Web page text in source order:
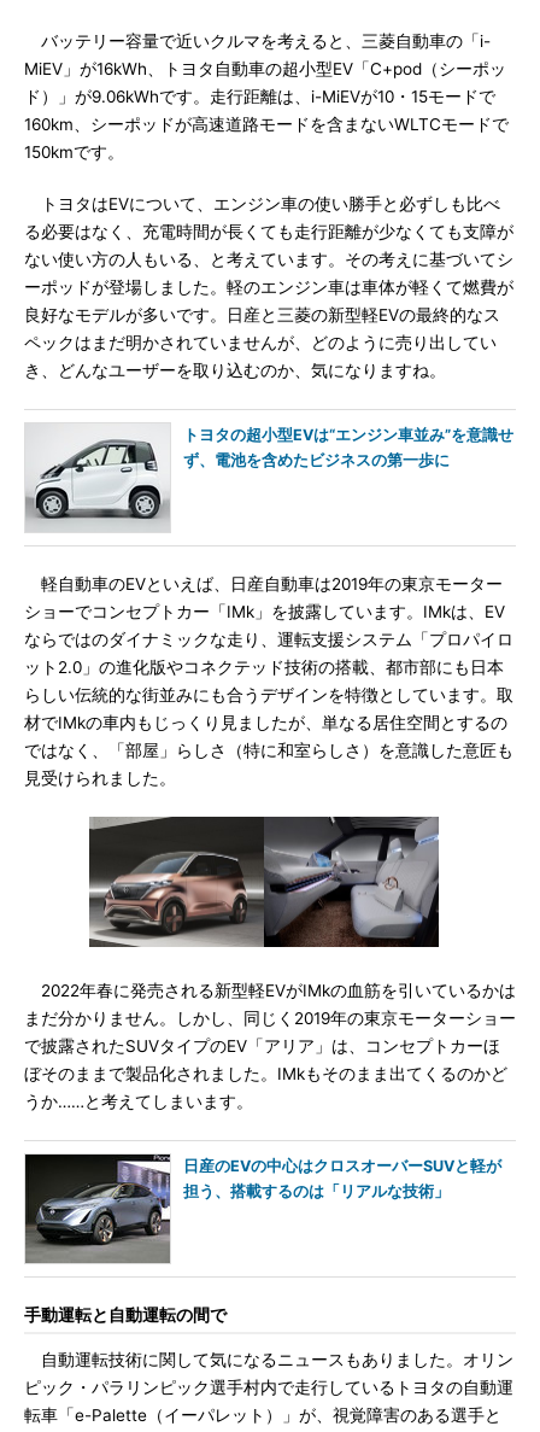
バッテリー容量で近いクルマを考えると、三菱自動車の「i-
MiEV」が16kWh、トヨタ自動車の超小型EV「C+pod（シーポッ
ド）」が9.06kWhです。走行距離は、i-MiEVが10・15モードで
160km、シーポッドが高速道路モードを含まないWLTCモードで
150kmです。
トヨタはEVについて、エンジン車の使い勝手と必ずしも比べ
る必要はなく、充電時間が長くても走行距離が少なくても支障が
ない使い方の人もいる、と考えています。その考えに基づいてシ
ーポッドが登場しました。軽のエンジン車は車体が軽くて燃費が
良好なモデルが多いです。日産と三菱の新型軽EVの最終的なス
ペックはまだ明かされていませんが、どのように売り出してい
き、どんなユーザーを取り込むのか、気になりますね。
トヨタの超小型EVは“エンジン車並み”を意識せ
ず、電池を含めたビジネスの第一歩に
軽自動車のEVといえば、日産自動車は2019年の東京モーター
ショーでコンセプトカー「IMk」を披露しています。IMkは、EV
ならではのダイナミックな走り、運転支援システム「プロパイロ
ット2.0」の進化版やコネクテッド技術の搭載、都市部にも日本
らしい伝統的な街並みにも合うデザインを特徴としています。取
材でIMkの車内もじっくり見ましたが、単なる居住空間とするの
ではなく、「部屋」らしさ（特に和室らしさ）を意識した意匠も
見受けられました。
2022年春に発売される新型軽EVがIMkの血筋を引いているかは
まだ分かりません。しかし、同じく2019年の東京モーターショー
で披露されたSUVタイプのEV「アリア」は、コンセプトカーほ
ぼそのままで製品化されました。IMkもそのまま出てくるのかど
うか……と考えてしまいます。
日産のEVの中心はクロスオーバーSUVと軽が
担う、搭載するのは「リアルな技術」
手動運転と自動運転の間で
自動運転技術に関して気になるニュースもありました。オリン
ピック・パラリンピック選手村内で走行しているトヨタの自動運
転車「e-Palette（イーパレット）」が、視覚障害のある選手と